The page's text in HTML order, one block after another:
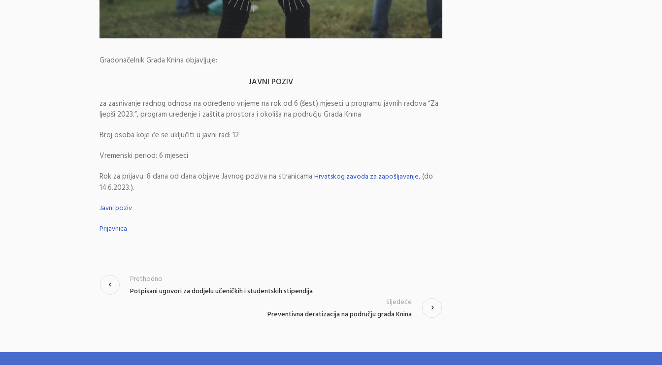
Gradonačelnik Grada Knina objavljuje:
JAVNI POZIV
za zasnivanje radnog odnosa na određeno vrijeme na rok od 6 (šest) mjeseci u programu javnih radova “Za
ljepši 2023.”, program uređenje i zaštita prostora i okoliša na području Grada Knina
Broj osoba koje će se uključiti u javni rad: 12
Vremenski period: 6 mjeseci
Rok za prijavu: 8 dana od dana objave Javnog poziva na stranicama Hrvatskog zavoda za zapošljavanje, (do
14.6.2023.).
Javni poziv
Prijavnica
Potpisani ugovori za dodjelu učeničkih i studentskih stipendija
Prethodno
Preventivna deratizacija na području grada Knina
Sljedeće